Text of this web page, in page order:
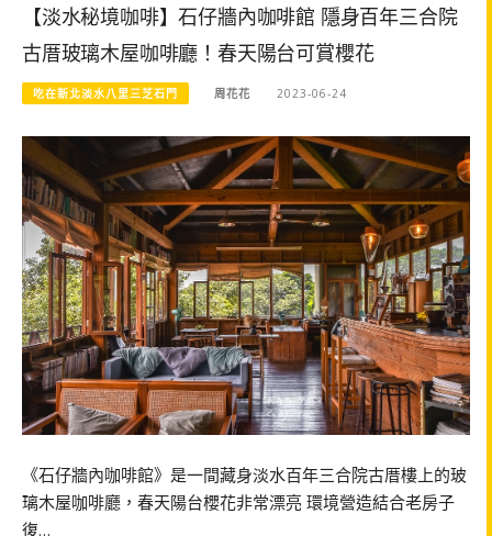
【淡水秘境咖啡】石仔牆內咖啡館 隱身百年三合院
古厝玻璃木屋咖啡廳！春天陽台可賞櫻花
吃在新北淡水八里三芝石門 周花花 2023-06-24
《石仔牆內咖啡館》是一間藏身淡水百年三合院古厝樓上的玻
璃木屋咖啡廳，春天陽台櫻花非常漂亮 環境營造結合老房子
復…